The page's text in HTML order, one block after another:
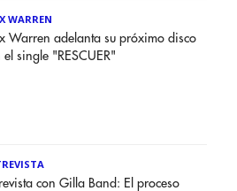
WARREN
Warren adelanta su próximo disco
el single "RESCUER"
con Gilla Band: El proceso